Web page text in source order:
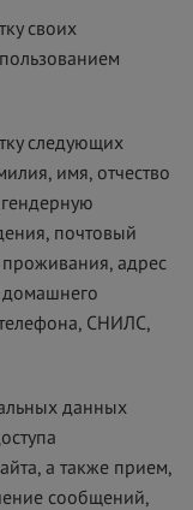
своих
следующих
имя, отчество
почтовый
проживания, адрес
СНИЛС,
данных
а также прием,
сообщений,